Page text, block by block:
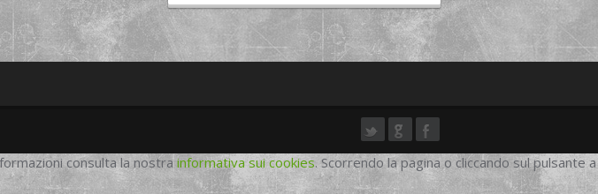
consulta la nostra informativa sui cookies. Scorrendo la pagina o cliccando sul pulsante a